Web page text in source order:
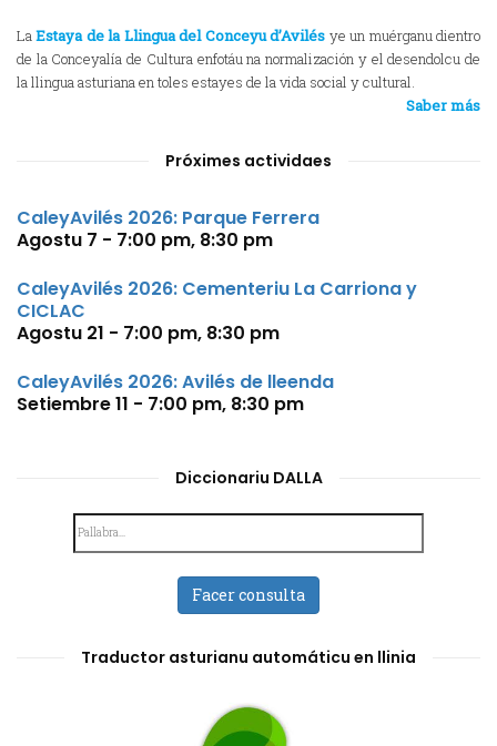
LaEstaya de la Llingua del Conceyu d’Avilés ye un muérganu dientro
de la Conceyalía de Cultura enfotáu na normalización y el desendolcu de
la llingua asturiana en toles estayes de la vida social y cultural.
Saber más
Próximes actividaes
CaleyAvilés 2026: Parque Ferrera
Agostu 7 - 7:00 pm, 8:30 pm
CaleyAvilés 2026: Cementeriu La Carriona y
CICLAC
Agostu 21 - 7:00 pm, 8:30 pm
CaleyAvilés 2026: Avilés de lleenda
Setiembre 11 - 7:00 pm, 8:30 pm
Diccionariu DALLA
Facer consulta
Traductor asturianu automáticu en llinia